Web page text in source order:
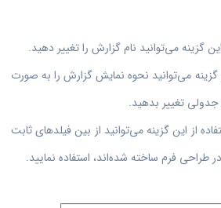
این گزینه می‌توانید نام گزارش را تغییر دهید.
گزینه می‌توانید نحوه نمایش گزارش را به صورت
تغییر بدهید.
از این گزینه می‌توانید از بین فیلدهای ثابت
طراحی فرم ساخته شده‌اند، استفاده نمایید.